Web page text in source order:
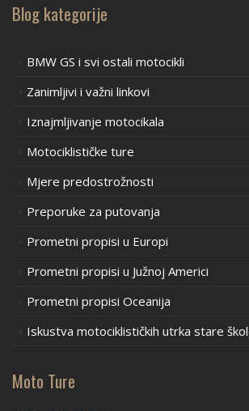
Blog kategorije
BMW GS i svi ostali motocikli
Zanimljivi i važni linkovi
Iznajmljivanje motocikala
Motociklističke ture
Mjere predostrožnosti
Preporuke za putovanja
Prometni propisi u Europi
Prometni propisi u Južnoj Americi
Prometni propisi Oceanija
Iskustva motociklističkih utrka stare
Moto Ture